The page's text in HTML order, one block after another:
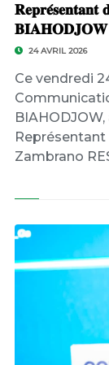
𝐑𝐞𝐩𝐫𝐞́𝐬𝐞𝐧𝐭𝐚𝐧𝐭
𝐁𝐈𝐀𝐇𝐎𝐃𝐉𝐎𝐖
24 AVRIL 2026
Ce vendredi
Représentant
Zambrano